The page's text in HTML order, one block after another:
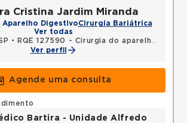
Cristina Jardim Miranda
DigestivoCirurgia Bariátrica
Ver todas
•
RQE 127590 - Cirurgia do aparelho digestivo
Ver perfil
Agende uma consulta
Bartira - Unidade Alfredo